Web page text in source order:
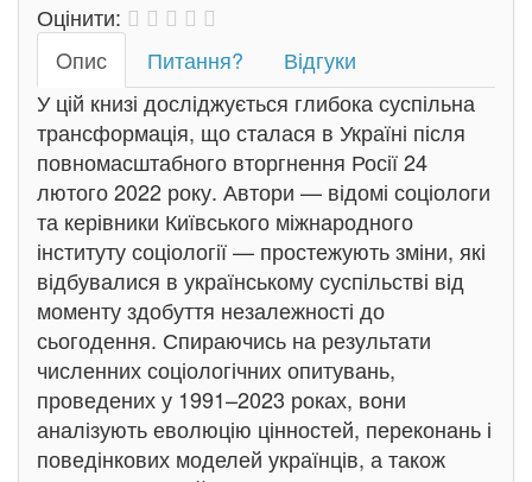
Оцінити:
Oпис
Питання?
Відгуки
У цій книзі досліджується глибока суспільна
трансформація, що сталася в Україні після
повномасштабного вторгнення Росії 24
лютого 2022 року. Автори — відомі соціологи
та керівники Київського міжнародного
інституту соціології — простежують зміни, які
відбувалися в українському суспільстві від
моменту здобуття незалежності до
сьогодення. Спираючись на результати
численних соціологічних опитувань,
проведених у 1991–2023 роках, вони
аналізують еволюцію цінностей, переконань і
поведінкових моделей українців, а також